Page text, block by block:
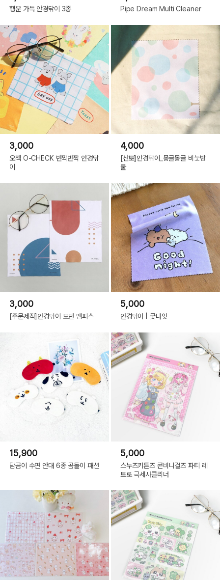
행운 가득 안경닦이 3종 Pipe Dream Multi Cleaner
3,000
오첵 O-CHECK 반짝반짝 안경닦
이
4,000
[산뽀]안경닦이_몽글몽글 비눗방
울
3,000
[주문제작]안경닦이 모던 멤피스
5,000
안경닦이 | 굿나잇
15,900
담곰이 수면 안대 6종 곰돌이 패션
5,000
스누즈키튼즈 콘비니걸즈 파티 레
트로 극세사클리너